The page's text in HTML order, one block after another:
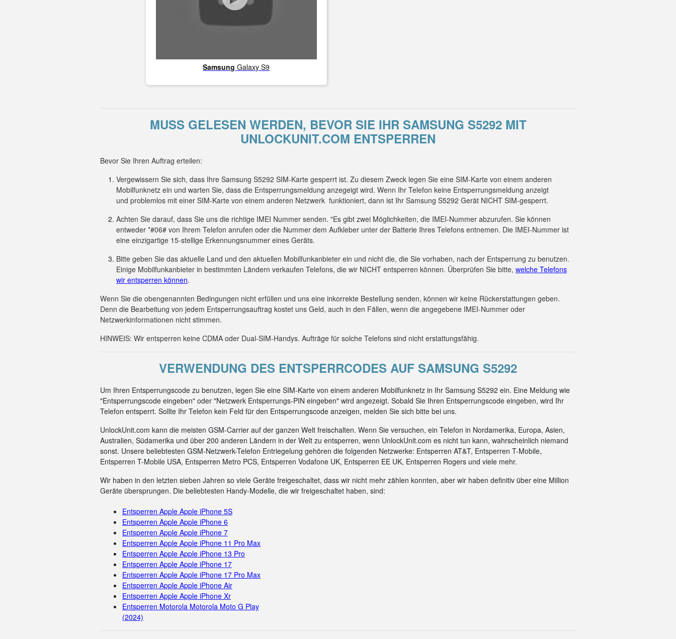
Samsung Galaxy S9
MUSS GELESEN WERDEN, BEVOR SIE IHR SAMSUNG S5292 MIT
UNLOCKUNIT.COM ENTSPERREN
Bevor Sie Ihren Auftrag erteilen:
Vergewissern Sie sich, dass Ihre Samsung S5292 SIM-Karte gesperrt ist. Zu diesem Zweck legen Sie eine SIM-Karte von einem anderen
Mobilfunknetz ein und warten Sie, dass die Entsperrungsmeldung anzegeigt wird. Wenn Ihr Telefon keine Entsperrungsmeldung anzeigt
und problemlos mit einer SIM-Karte von einem anderen Netzwerk funktioniert, dann ist Ihr Samsung S5292 Gerät NICHT SIM-gesperrt.
Achten Sie darauf, dass Sie uns die richtige IMEI Nummer senden. "Es gibt zwei Möglichkeiten, die IMEI-Nummer abzurufen. Sie können
entweder *#06# von Ihrem Telefon anrufen oder die Nummer dem Aufkleber unter der Batterie Ihres Telefons entnemen. Die IMEI-Nummer ist
eine einzigartige 15-stellige Erkennungsnummer eines Geräts.
Bitte geben Sie das aktuelle Land und den aktuellen Mobilfunkanbieter ein und nicht die, die Sie vorhaben, nach der Entsperrung zu benutzen.
Einige Mobilfunkanbieter in bestimmten Ländern verkaufen Telefons, die wir NICHT entsperren können. Überprüfen Sie bitte, welche Telefons
wir entsperren können.
Wenn Sie die obengenannten Bedingungen nicht erfüllen und uns eine inkorrekte Bestellung senden, können wir keine Rückerstattungen geben.
Denn die Bearbeitung von jedem Entsperrungsauftrag kostet uns Geld, auch in den Fällen, wenn die angegebene IMEI-Nummer oder
Netzwerkinformationen nicht stimmen.
HINWEIS: Wir entsperren keine CDMA oder Dual-SIM-Handys. Aufträge für solche Telefons sind nicht erstattungsfähig.
VERWENDUNG DES ENTSPERRCODES AUF SAMSUNG S5292
Um Ihren Entsperrungscode zu benutzen, legen Sie eine SIM-Karte von einem anderen Mobilfunknetz in Ihr Samsung S5292 ein. Eine Meldung wie
"Entsperrungscode eingeben" oder "Netzwerk Entsperrungs-PIN eingeben" wird angezeigt. Sobald Sie Ihren Entsperrungscode eingeben, wird Ihr
Telefon entsperrt. Sollte Ihr Telefon kein Feld für den Entsperrungscode anzeigen, melden Sie sich bitte bei uns.
UnlockUnit.com kann die meisten GSM-Carrier auf der ganzen Welt freischalten. Wenn Sie versuchen, ein Telefon in Nordamerika, Europa, Asien,
Australien, Südamerika und über 200 anderen Ländern in der Welt zu entsperren, wenn UnlockUnit.com es nicht tun kann, wahrscheinlich niemand
sonst. Unsere beliebtesten GSM-Netzwerk-Telefon Entriegelung gehören die folgenden Netzwerke: Entsperren AT&T, Entsperren T-Mobile,
Entsperren T-Mobile USA, Entsperren Metro PCS, Entsperren Vodafone UK, Entsperren EE UK, Entsperren Rogers und viele mehr.
Wir haben in den letzten sieben Jahren so viele Geräte freigeschaltet, dass wir nicht mehr zählen konnten, aber wir haben definitiv über eine Million
Geräte übersprungen. Die beliebtesten Handy-Modelle, die wir freigeschaltet haben, sind:
Entsperren Apple Apple iPhone 5S
Entsperren Apple Apple iPhone 6
Entsperren Apple Apple iPhone 7
Entsperren Apple Apple iPhone 11 Pro Max
Entsperren Apple Apple iPhone 13 Pro
Entsperren Apple Apple iPhone 17
Entsperren Apple Apple iPhone 17 Pro Max
Entsperren Apple Apple iPhone Air
Entsperren Apple Apple iPhone Xr
Entsperren Motorola Motorola Moto G Play
(2024)